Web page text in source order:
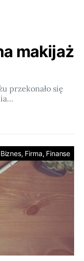
makijaż
przekonało się
Biznes, Firma, Finanse